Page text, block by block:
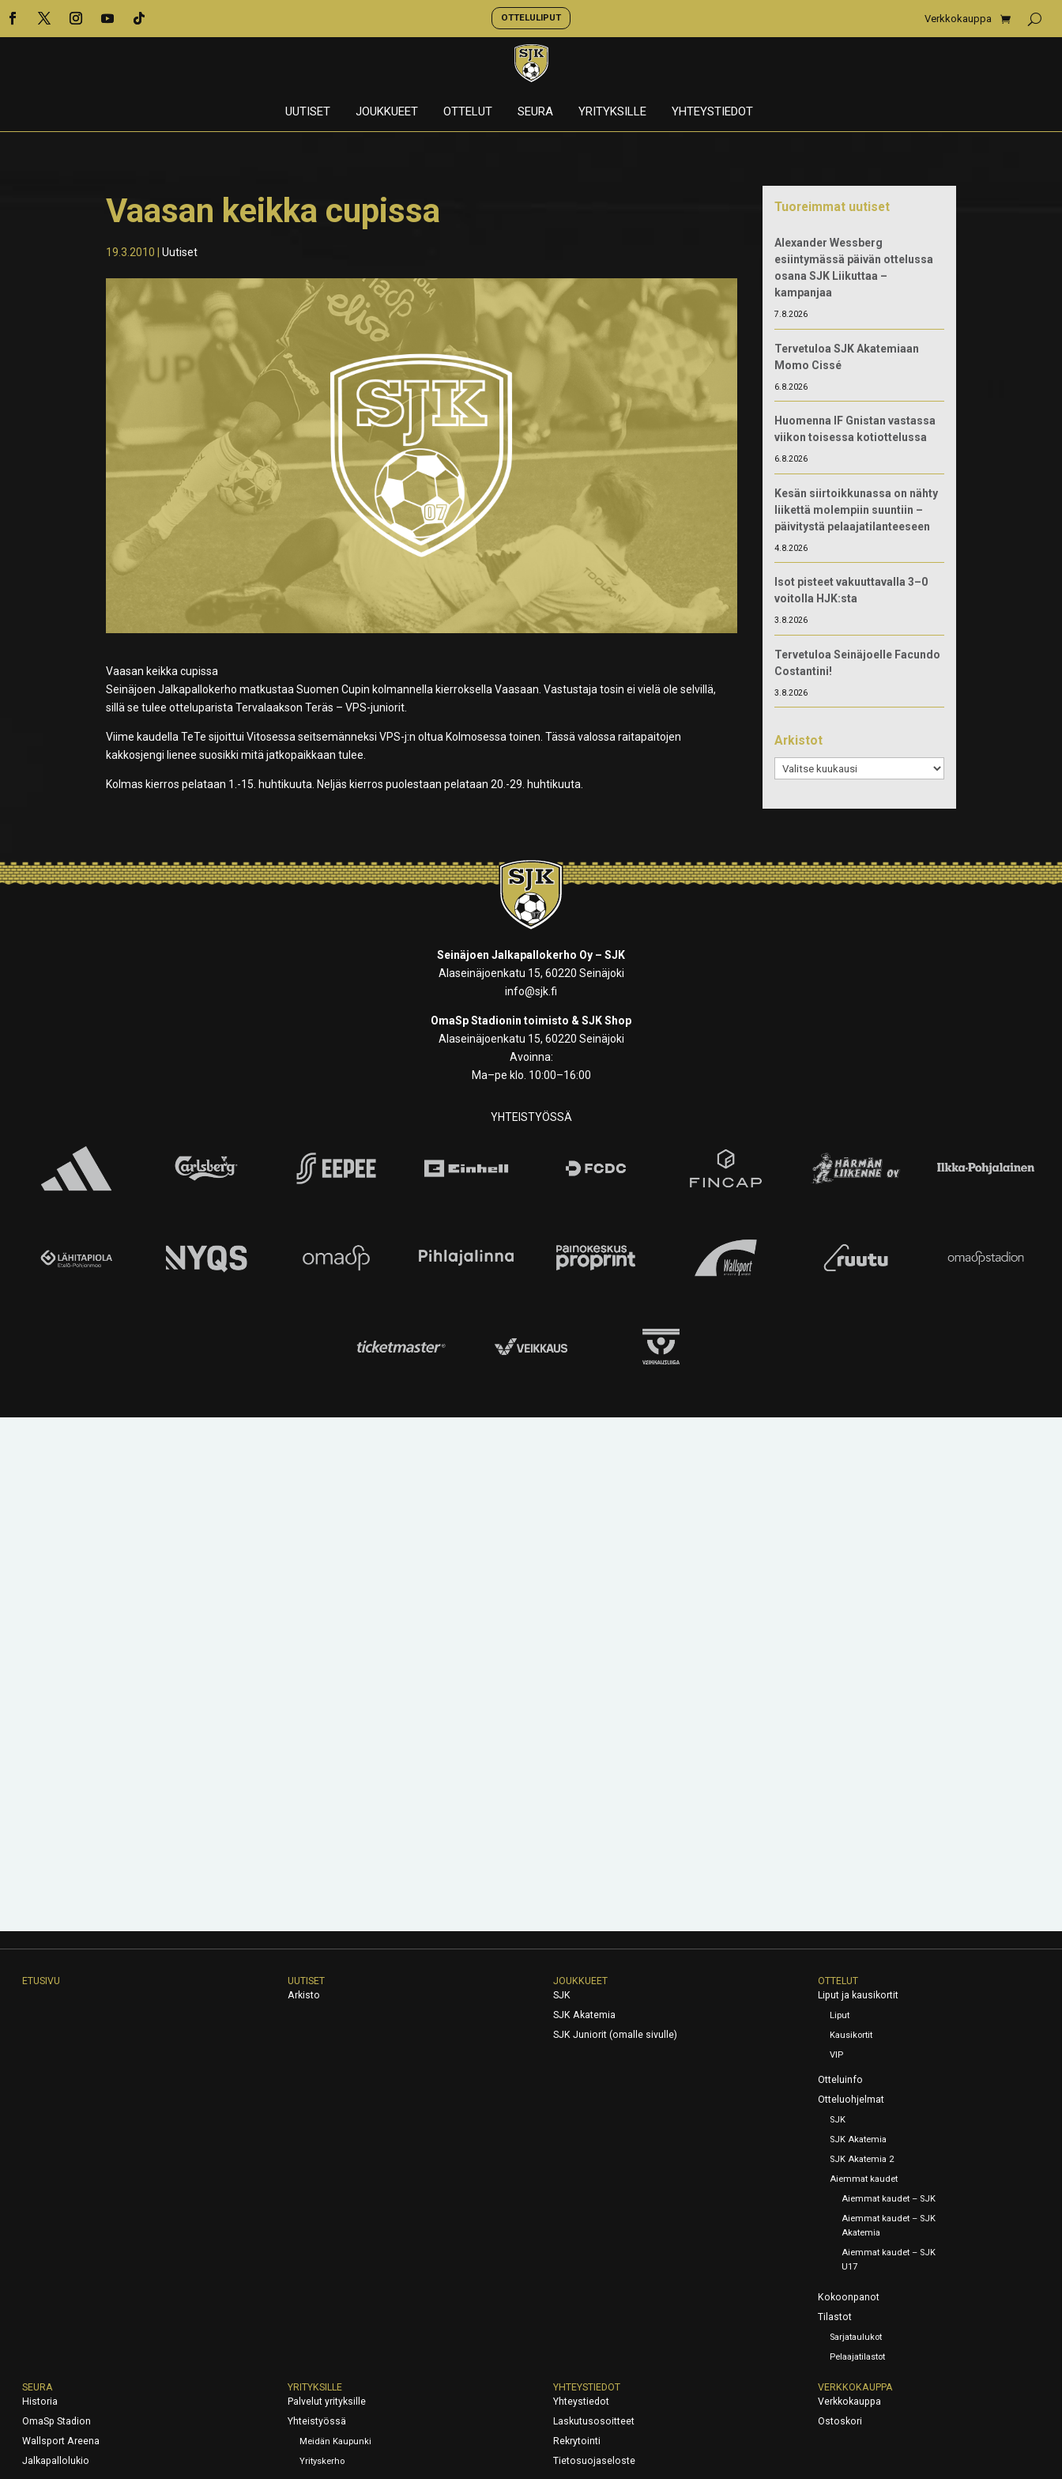
OTTELULIPUT Verkkokauppa
UUTISET JOUKKUEET OTTELUT SEURA YRITYKSILLE YHTEYSTIEDOT
Vaasan keikka cupissa
19.3.2010 |Uutiset
Vaasan keikka cupissa
Seinäjoen Jalkapallokerho matkustaa Suomen Cupin kolmannella kierroksella Vaasaan. Vastustaja tosin ei vielä ole selvillä,
sillä se tulee otteluparista Tervalaakson Teräs – VPS-juniorit.
Viime kaudella TeTe sijoittui Vitosessa seitsemänneksi VPS-j:n oltua Kolmosessa toinen. Tässä valossa raitapaitojen
kakkosjengi lienee suosikki mitä jatkopaikkaan tulee.
Kolmas kierros pelataan 1.-15. huhtikuuta. Neljäs kierros puolestaan pelataan 20.-29. huhtikuuta.
Tuoreimmat uutiset
Alexander Wessberg
esiintymässä päivän ottelussa
osana SJK Liikuttaa –
kampanjaa
7.8.2026
Tervetuloa SJK Akatemiaan
Momo Cissé
6.8.2026
Huomenna IF Gnistan vastassa
viikon toisessa kotiottelussa
6.8.2026
Kesän siirtoikkunassa on nähty
liikettä molempiin suuntiin –
päivitystä pelaajatilanteeseen
4.8.2026
Isot pisteet vakuuttavalla 3–0
voitolla HJK:sta
3.8.2026
Tervetuloa Seinäjoelle Facundo
Costantini!
3.8.2026
Arkistot
Arkistot
Seinäjoen Jalkapallokerho Oy – SJK
Alaseinäjoenkatu 15, 60220 Seinäjoki
info@sjk.fi
OmaSp Stadionin toimisto & SJK Shop
Alaseinäjoenkatu 15, 60220 Seinäjoki
Avoinna:
Ma–pe klo. 10:00–16:00
YHTEISTYÖSSÄ
ETUSIVU
UUTISET
Arkisto
JOUKKUEET
SJK
SJK Akatemia
SJK Juniorit (omalle sivulle)
OTTELUT
Liput ja kausikortit
Liput
Kausikortit
VIP
Otteluinfo
Otteluohjelmat
SJK
SJK Akatemia
SJK Akatemia 2
Aiemmat kaudet
Aiemmat kaudet – SJK
Aiemmat kaudet – SJK
Akatemia
Aiemmat kaudet – SJK
U17
Kokoonpanot
Tilastot
Sarjataulukot
Pelaajatilastot
SEURA
Historia
OmaSp Stadion
Wallsport Areena
Jalkapallolukio
YRITYKSILLE
Palvelut yrityksille
Yhteistyössä
Meidän Kaupunki
Yrityskerho
YHTEYSTIEDOT
Yhteystiedot
Laskutusosoitteet
Rekrytointi
Tietosuojaseloste
VERKKOKAUPPA
Verkkokauppa
Ostoskori